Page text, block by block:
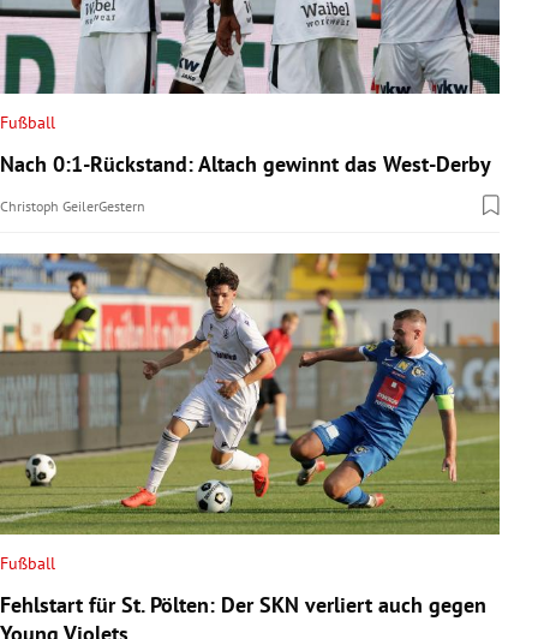
Fußball
Nach 0:1-Rückstand: Altach gewinnt das West-Derby
Christoph GeilerGestern
Fußball
Fehlstart für St. Pölten: Der SKN verliert auch gegen